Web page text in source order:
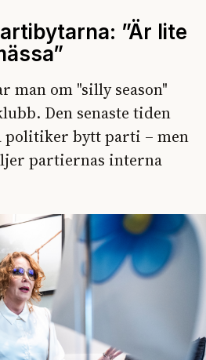
”Är lite
man om "silly season"
Den senaste tiden
politiker bytt parti – men
partiernas interna